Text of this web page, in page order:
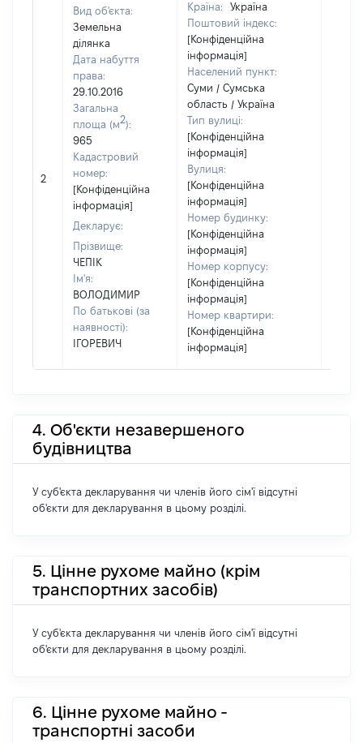
2
Вид об'єкта:
Земельна
ділянка
Дата набуття
права:
29.10.2016
Загальна
площа (м2):
965
Кадастровий
номер:
[Конфіденційна
інформація]
Декларує:
Прізвище:
ЧЕПІК
Ім'я:
ВОЛОДИМИР
По батькові (за
наявності):
ІГОРЕВИЧ
Країна:
Україна
Поштовий індекс:
[Конфіденційна
інформація]
Населений пункт:
Суми / Сумська
область / Україна
Тип вулиці:
[Конфіденційна
інформація]
Вулиця:
[Конфіденційна
інформація]
Номер будинку:
[Конфіденційна
інформація]
Номер корпусу:
[Конфіденційна
інформація]
Номер квартири:
[Конфіденційна
інформація]
4. Об'єкти незавершеного
будівництва
У суб'єкта декларування чи членів його сім'ї відсутні
об'єкти для декларування в цьому розділі.
5. Цінне рухоме майно (крім
транспортних засобів)
У суб'єкта декларування чи членів його сім'ї відсутні
об'єкти для декларування в цьому розділі.
6. Цінне рухоме майно -
транспортні засоби